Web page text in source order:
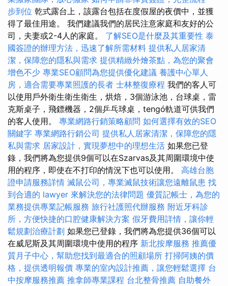
步到位 乾式露台上，該露台包括在度假屋的夜價中，並獲
得了最佳用途。 我們建議我們的居民注意家庭和友好的公
司，夫妻或2-4人的家庭。 了解SEO是什麼及其重要性 泰
國簽證的辦理方法，迅速了解所需材料 提供私人居家清
潔，保障您的隱私與需求 提供精緻外燴茶點，為您的聚會
增色不少 專業SEO顧問為您提供優化建議 養護中心單人
房，適合需要專業照護的長者 士林整復療程 我們的客人可
以使用戶外衛生衛生衛生，烘焙，3個游泳池，台球桌，雷
克斯桌子，飛鏢機器，2個乒乓球桌，tengó軌道可供我們
的客人使用。 專業網路行銷策略顧問 如何選擇有效的SEO
關鍵字 專業網路行銷公司 提供私人居家清潔，保障您的隱
私與需求 居家設計，實現夢想中的理想生活 如果您已登
錄，我們將為您提供9個可以在Szarvas及其周圍環境中使
用的程序，即使在不打印的情況下也可以使用。 高雄台胞
證申請服務詳情 滅鼠公司，專業滅鼠技術讓您遠離鼠患 找
到合適的 lawyer 來解決您的法律問題 優質記帳士，為您的
業務提供專業記帳服務 旅行社護照代辦服務 附近牙科診
所，方便快捷的口腔健康解決方案 假牙費用詳情，讓你輕
鬆規劃治療計劃 如果您已登錄，我們將為您提供36個可以
在威尼斯及其周圍環境中使用的程序 新北按摩服務 推薦優
質月子中心，幫助您找到最適合的照顧場所 打掃阿姨的價
格，提供透明報價 專業的室內設計推薦，讓您輕鬆選擇 台
中按摩服務推薦 推拿師專業課程 台北整骨推薦 自助餐外